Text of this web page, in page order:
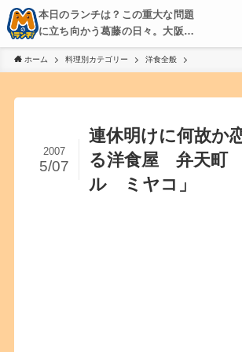
本日のランチは？この重大な問題
に立ち向かう葛藤の日々。大阪・
京都・神戸を中心とした食べ歩
き、飲み歩きを綴る。
ホーム 料理別カテゴリー 洋食全般
連休明けに何故か
る洋食屋 弁天町
ル ミヤコ」
2007
5/07